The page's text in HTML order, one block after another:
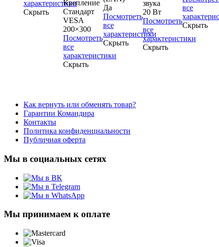
характеристики
Скрыть
Крепление
Стандарт
VESA
200×300
Посмотреть
все
характеристики
Скрыть
Да
Посмотреть
все
характеристики
Скрыть
звука
20 Вт
Посмотреть
все
характеристики
Скрыть
все
Скрыть
Как вернуть или обменять товар?
Гарантии Командира
Контакты
Политика конфиденциальности
Публичная оферта
Мы в социальных сетях
Мы принимаем к оплате